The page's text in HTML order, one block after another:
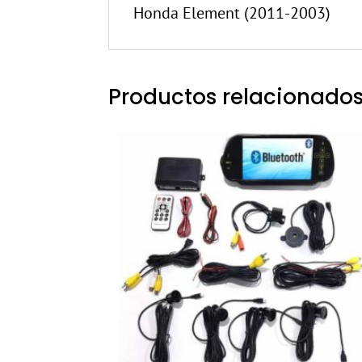
Honda Element (2011-2003)
Productos